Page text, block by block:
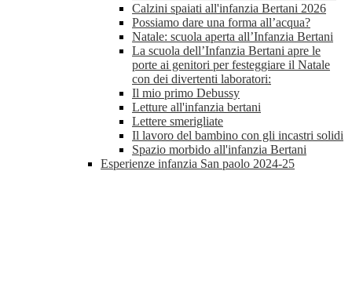
Calzini spaiati all'infanzia Bertani 2026
Possiamo dare una forma all’acqua?
Natale: scuola aperta all’Infanzia Bertani
La scuola dell’Infanzia Bertani apre le
porte ai genitori per festeggiare il Natale
con dei divertenti laboratori:
Il mio primo Debussy
Letture all'infanzia bertani
Lettere smerigliate
Il lavoro del bambino con gli incastri solidi
Spazio morbido all'infanzia Bertani
Esperienze infanzia San paolo 2024-25